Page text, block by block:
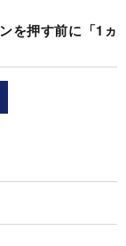
を押す前に「1ヵ